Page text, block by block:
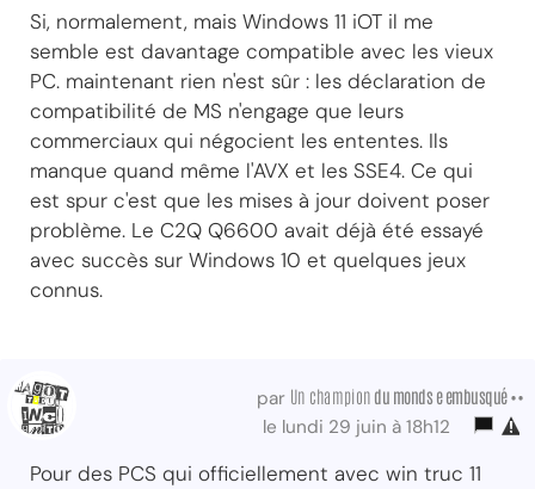
Si, normalement, mais Windows 11 iOT il me
semble est davantage compatible avec les vieux
PC. maintenant rien n'est sûr : les déclaration de
compatibilité de MS n'engage que leurs
commerciaux qui négocient les ententes. Ils
manque quand même l'AVX et les SSE4. Ce qui
est spur c'est que les mises à jour doivent poser
problème. Le C2Q Q6600 avait déjà été essayé
avec succès sur Windows 10 et quelques jeux
connus.
par Un champion du monds e embusqué ••
le lundi 29 juin à 18h12
Pour des PCS qui officiellement avec win truc 11